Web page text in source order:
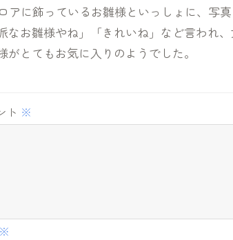
アに飾っているお雛様といっしょに、写
派なお雛様やね」「きれいね」など言われ
がとてもお気に入りのようでした。
ト ※
※